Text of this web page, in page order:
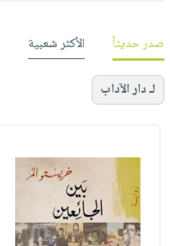
صدر حديثاً الأكثر شعبية
لـ دار الآداب